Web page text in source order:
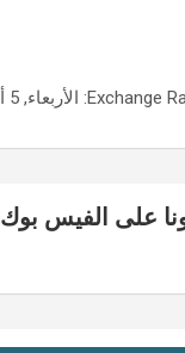
Exchange: الأربعاء, 5 أغسطس.
على الفيس بوك